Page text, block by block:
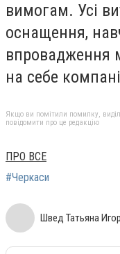
вимогам. Усі
оснащення,
впровадження
на себе
Якщо ви помітили помилку,
повідомити про це редакцію
ПРО ВСЕ
#Черкаси
Швед Татьяна